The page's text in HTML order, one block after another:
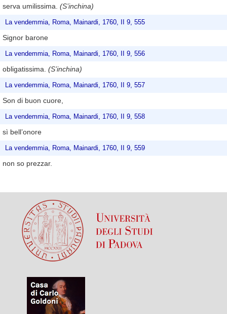
serva umilissima. (S’inchina)
La vendemmia, Roma, Mainardi, 1760, II 9, 555
Signor barone
La vendemmia, Roma, Mainardi, 1760, II 9, 556
obligatissima. (S’inchina)
La vendemmia, Roma, Mainardi, 1760, II 9, 557
Son di buon cuore,
La vendemmia, Roma, Mainardi, 1760, II 9, 558
sì bell’onore
La vendemmia, Roma, Mainardi, 1760, II 9, 559
non so prezzar.